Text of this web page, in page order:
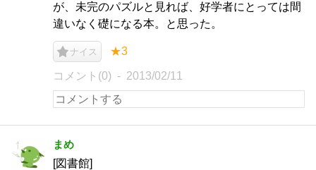
が、未完のパズルと見れば、好学者にとっては間
違いなく礎になる本。と思った。
ナイス ★3
コメント(0) 2013/02/11
まめ
[図書館]